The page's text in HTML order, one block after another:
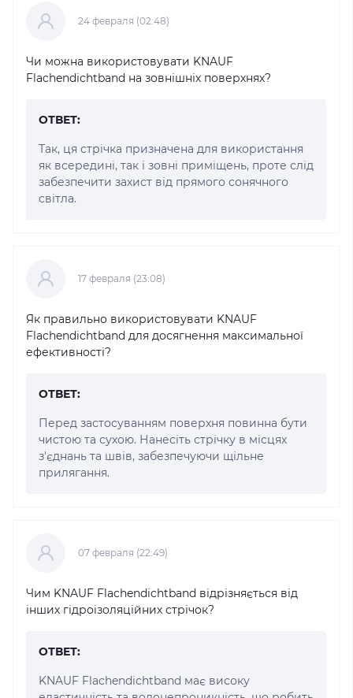
24 февраля (02:48)
Чи можна використовувати KNAUF
Flachendichtband на зовнішніх поверхнях?
ОТВЕТ:
Так, ця стрічка призначена для використання
як всередині, так і зовні приміщень, проте слід
забезпечити захист від прямого сонячного
світла.
17 февраля (23:08)
Як правильно використовувати KNAUF
Flachendichtband для досягнення максимальної
ефективності?
ОТВЕТ:
Перед застосуванням поверхня повинна бути
чистою та сухою. Нанесіть стрічку в місцях
з'єднань та швів, забезпечуючи щільне
прилягання.
07 февраля (22:49)
Чим KNAUF Flachendichtband відрізняється від
інших гідроізоляційних стрічок?
ОТВЕТ:
KNAUF Flachendichtband має високу